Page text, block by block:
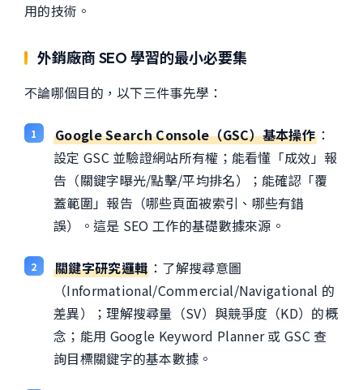
用的技術。
外銷廠商 SEO 學習的最小必要集
不論哪個目的，以下三件事先學：
Google Search Console（GSC）基本操作 ：
設定 GSC 並驗證網站所有權；能看懂「成效」報
告（關鍵字曝光/點擊/平均排名）；能確認「覆
蓋範圍」報告（哪些頁面被索引、哪些有錯
誤）。這是 SEO 工作的基礎數據來源。
關鍵字研究邏輯 ：了解搜尋意圖
（Informational/Commercial/Navigational 的
差異）；理解搜尋量（SV）與競爭度（KD）的概
念；能用 Google Keyword Planner 或 GSC 查
詢目標關鍵字的基本數據。